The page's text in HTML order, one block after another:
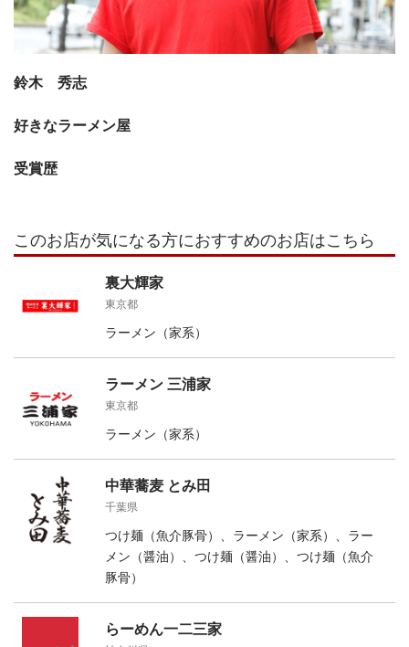
鈴木 秀志
好きなラーメン屋
受賞歴
このお店が気になる方におすすめのお店はこちら
裏大輝家
東京都
ラーメン（家系）
ラーメン 三浦家
東京都
ラーメン（家系）
中華蕎麦 とみ田
千葉県
つけ麺（魚介豚骨）、ラーメン（家系）、ラー
メン（醤油）、つけ麺（醤油）、つけ麺（魚介
豚骨）
らーめん一二三家